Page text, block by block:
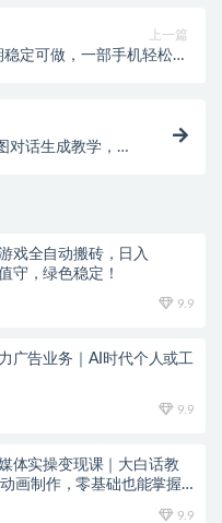
上一篇
定可做，一部手机轻松日
对话生成教学，视
戏全自动搬砖，日入
守，绿色稳定！
9.9
广告业务｜AI时代个人或工
9.9
体实操变现课｜大白话教
画制作，零基础也能掌握
9.9